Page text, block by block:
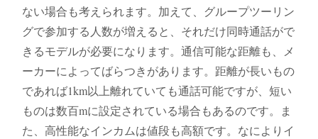
ない場合も考えられます。加えて、グループツーリン
グで参加する人数が増えると、それだけ同時通話がで
きるモデルが必要になります。通信可能な距離も、メ
ーカーによってばらつきがあります。距離が長いもの
であれば1km以上離れていても通話可能ですが、短い
ものは数百mに設定されている場合もあるのです。ま
た、高性能なインカムは値段も高額です。なによりイ